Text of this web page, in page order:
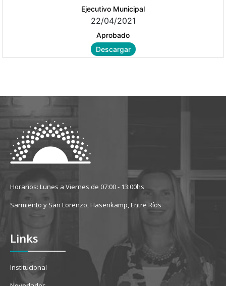
Ejecutivo Municipal
22/04/2021
Aprobado
Descargar
Horarios: Lunes a Viernes de 07:00 - 13:00hs
Sarmiento y San Lorenzo, Hasenkamp, Entre Ríos
Links
Institucional